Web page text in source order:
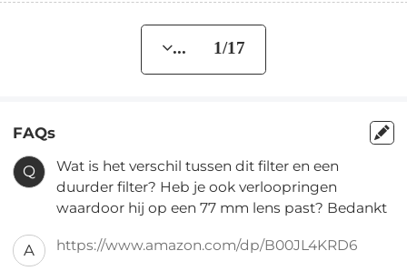
... 1/17
FAQs
Q
Wat is het verschil tussen dit filter en een
duurder filter? Heb je ook verloopringen
waardoor hij op een 77 mm lens past? Bedankt
A https://www.amazon.com/dp/B00JL4KRD6